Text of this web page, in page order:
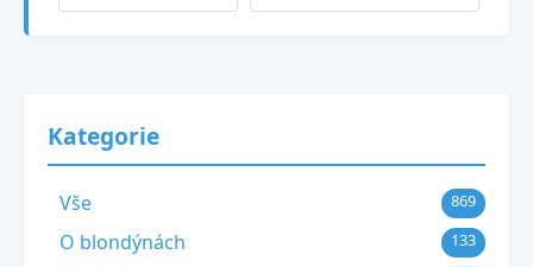
Kategorie
Vše 869
O blondýnách 133